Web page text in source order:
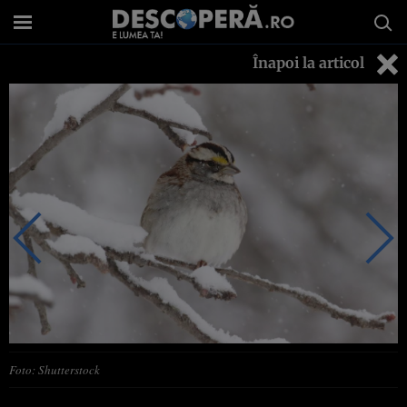
Înapoi la articol
Foto: Shutterstock